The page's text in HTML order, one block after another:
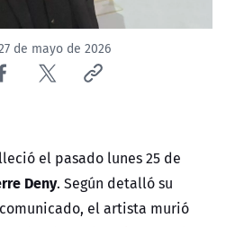
de mayo de 2026
el pasado lunes 25 de
Deny. Según detalló su
el artista murió